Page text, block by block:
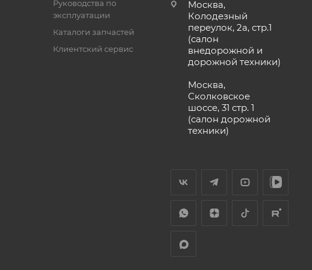
Руководства по
эксплуатации
Каталоги запчастей
Клиентский сервис
Москва,
Колодезный
переулок, 2а, стр.1
(салон
внедорожной и
дорожной техники)
Москва,
Сколковское
шоссе, 31 стр. 1
(салон дорожной
техники)